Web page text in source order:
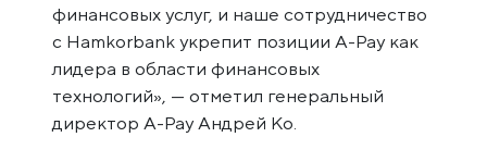
финансовых услуг, и наше сотрудничество
с Hamkorbank укрепит позиции A-Pay как
лидера в области финансовых
технологий», — отметил генеральный
директор A-Pay Андрей Ко.